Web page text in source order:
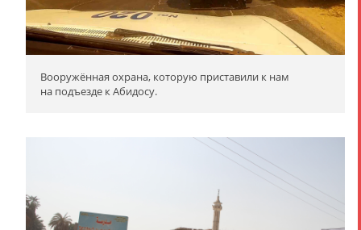
Вооружённая охрана, которую приставили к нам
на подъезде к Абидосу.